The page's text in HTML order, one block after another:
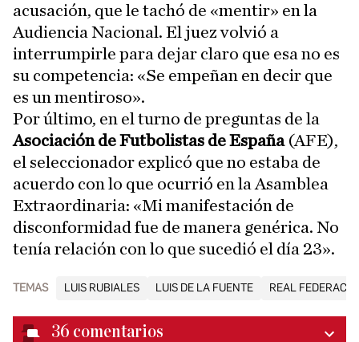
acusación, que le tachó de «mentir» en la
Audiencia Nacional. El juez volvió a
interrumpirle para dejar claro que esa no es
su competencia: «Se empeñan en decir que
es un mentiroso».
Por último, en el turno de preguntas de la
Asociación de Futbolistas de España(AFE),
el seleccionador explicó que no estaba de
acuerdo con lo que ocurrió en la Asamblea
Extraordinaria: «Mi manifestación de
disconformidad fue de manera genérica. No
tenía relación con lo que sucedió el día 23».
TEMAS LUIS RUBIALES LUIS DE LA FUENTE REAL
36 comentarios